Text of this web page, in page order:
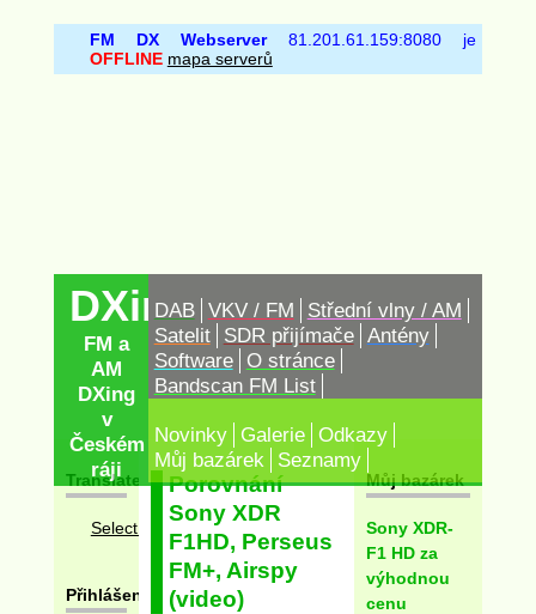
FM DX Webserver81.201.61.159:8080 je
OFFLINE mapa serverů
DXing.cz
FM a
AM
DXing
v
Českém
ráji
DAB VKV / FM
Střední vlny / AM
Satelit
SDR přijímače Antény
Software
O stránce
Bandscan FM List
Novinky Galerie Odkazy
Můj bazárek
Seznamy
Translate
Select Language
Přihlášení
Porovnání
Sony XDR
F1HD, Perseus
FM+, Airspy
(video)
Můj bazárek
Sony XDR-
F1 HD za
výhodnou
cenu